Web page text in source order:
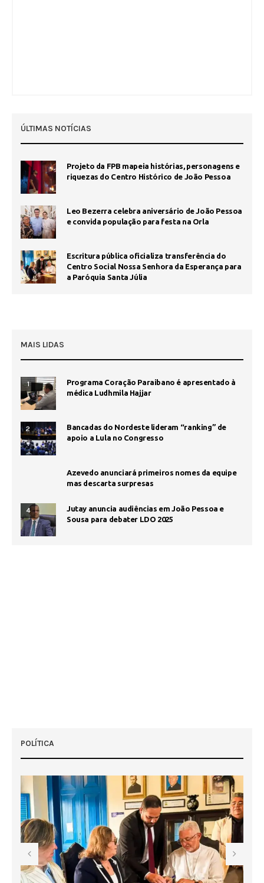
ÚLTIMAS NOTÍCIAS
Projeto da FPB mapeia histórias, personagens e
riquezas do Centro Histórico de João Pessoa
Leo Bezerra celebra aniversário de João Pessoa
e convida população para festa na Orla
Escritura pública oficializa transferência do
Centro Social Nossa Senhora da Esperança para
a Paróquia Santa Júlia
MAIS LIDAS
1
Programa Coração Paraibano é apresentado à
médica Ludhmila Hajjar
2
Bancadas do Nordeste lideram “ranking” de
apoio a Lula no Congresso
Azevedo anunciará primeiros nomes da equipe
mas descarta surpresas
4
Jutay anuncia audiências em João Pessoa e
Sousa para debater LDO 2025
POLÍTICA